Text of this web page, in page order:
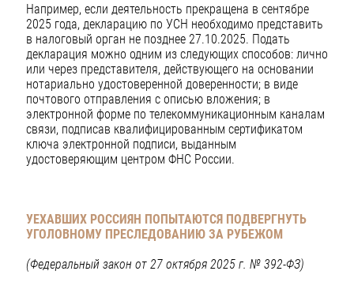
Например, если деятельность прекращена в сентябре
2025 года, декларацию по УСН необходимо представить
в налоговый орган не позднее 27.10.2025. Подать
декларация можно одним из следующих способов: лично
или через представителя, действующего на основании
нотариально удостоверенной доверенности; в виде
почтового отправления с описью вложения; в
электронной форме по телекоммуникационным каналам
связи, подписав квалифицированным сертификатом
ключа электронной подписи, выданным
удостоверяющим центром ФНС России.
УЕХАВШИХ РОССИЯН ПОПЫТАЮТСЯ ПОДВЕРГНУТЬ
УГОЛОВНОМУ ПРЕСЛЕДОВАНИЮ ЗА РУБЕЖОМ
(Федеральный закон от 27 октября 2025 г. № 392-ФЗ)